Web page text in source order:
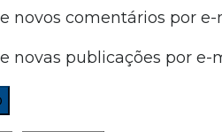
novos comentários por e-
novas publicações por e-